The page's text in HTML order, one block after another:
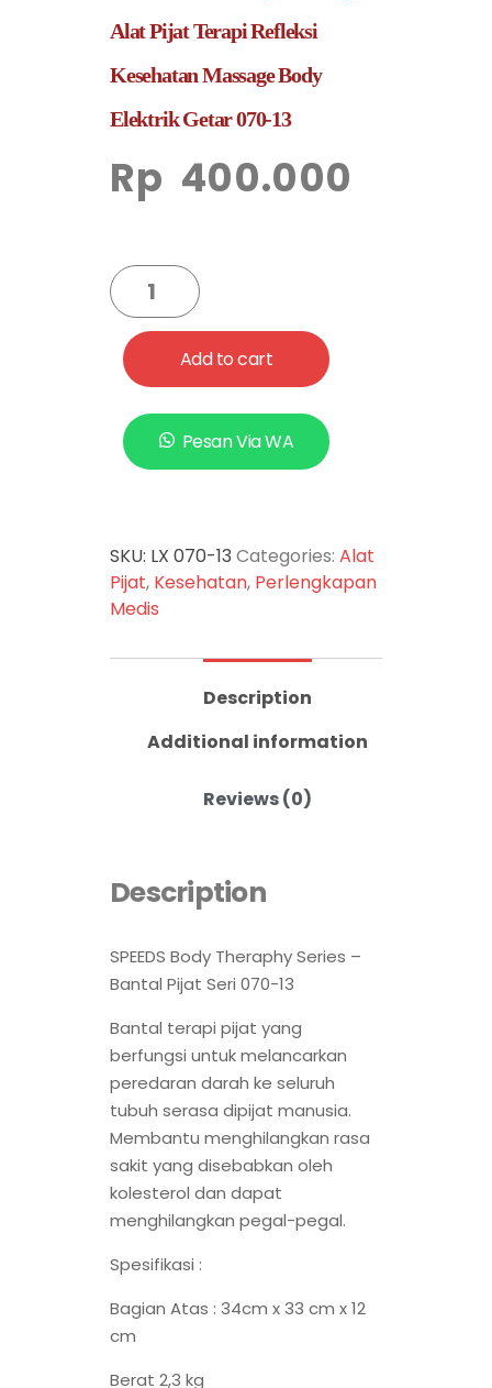
Alat Pijat Terapi Refleksi
Kesehatan Massage Body
Elektrik Getar 070-13
Rp 400.000
Add to cart
Pesan Via WA
SKU: LX 070-13 Categories: Alat
Pijat, Kesehatan, Perlengkapan
Medis
Description
Additional information
Reviews (0)
Description
SPEEDS Body Theraphy Series –
Bantal Pijat Seri 070-13
Bantal terapi pijat yang
berfungsi untuk melancarkan
peredaran darah ke seluruh
tubuh serasa dipijat manusia.
Membantu menghilangkan rasa
sakit yang disebabkan oleh
kolesterol dan dapat
menghilangkan pegal-pegal.
Spesifikasi :
Bagian Atas : 34cm x 33 cm x 12
cm
Berat 2,3 kg